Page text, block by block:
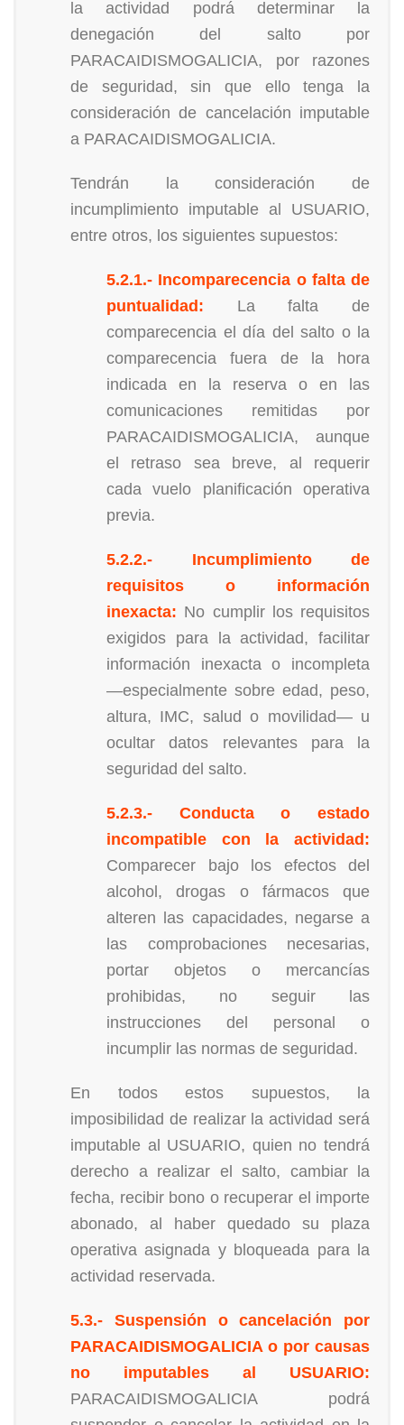
la actividad podrá determinar la
denegación del salto por
PARACAIDISMOGALICIA, por razones
de seguridad, sin que ello tenga la
consideración de cancelación imputable
a PARACAIDISMOGALICIA.
Tendrán la consideración de
incumplimiento imputable al USUARIO,
entre otros, los siguientes supuestos:
5.2.1.- Incomparecencia o falta de
puntualidad: La falta de
comparecencia el día del salto o la
comparecencia fuera de la hora
indicada en la reserva o en las
comunicaciones remitidas por
PARACAIDISMOGALICIA, aunque
el retraso sea breve, al requerir
cada vuelo planificación operativa
previa.
5.2.2.- Incumplimiento de
requisitos o información
inexacta: No cumplir los requisitos
exigidos para la actividad, facilitar
información inexacta o incompleta
—especialmente sobre edad, peso,
altura, IMC, salud o movilidad— u
ocultar datos relevantes para la
seguridad del salto.
5.2.3.- Conducta o estado
incompatible con la actividad:
Comparecer bajo los efectos del
alcohol, drogas o fármacos que
alteren las capacidades, negarse a
las comprobaciones necesarias,
portar objetos o mercancías
prohibidas, no seguir las
instrucciones del personal o
incumplir las normas de seguridad.
En todos estos supuestos, la
imposibilidad de realizar la actividad será
imputable al USUARIO, quien no tendrá
derecho a realizar el salto, cambiar la
fecha, recibir bono o recuperar el importe
abonado, al haber quedado su plaza
operativa asignada y bloqueada para la
actividad reservada.
5.3.- Suspensión o cancelación por
PARACAIDISMOGALICIA o por causas
no imputables al USUARIO:
PARACAIDISMOGALICIA podrá